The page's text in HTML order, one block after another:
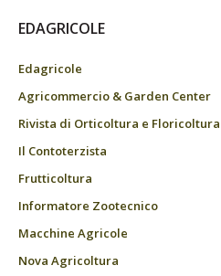
EDAGRICOLE
Edagricole
Agricommercio & Garden Center
Rivista di Orticoltura e Floricoltura
Il Contoterzista
Frutticoltura
Informatore Zootecnico
Macchine Agricole
Nova Agricoltura